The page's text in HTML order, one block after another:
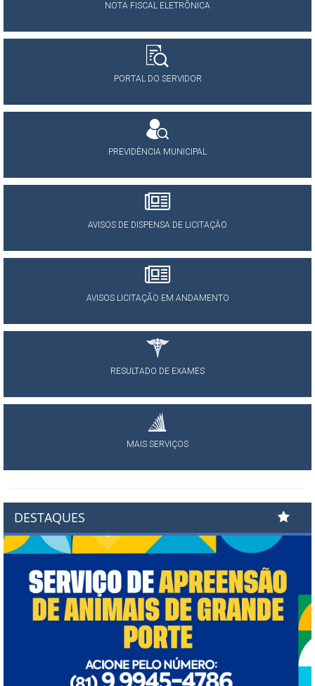
NOTA FISCAL ELETRÔNICA
PORTAL DO SERVIDOR
PREVIDÊNCIA MUNICIPAL
AVISOS DE DISPENSA DE LICITAÇÂO
AVISOS LICITAÇÃO EM ANDAMENTO
RESULTADO DE EXAMES
MAIS SERVIÇOS
DESTAQUES